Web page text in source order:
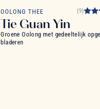
OOLONG THEE (9)
Tie Guan Yin
Groene Oolong met gedeeltelijk
bladeren